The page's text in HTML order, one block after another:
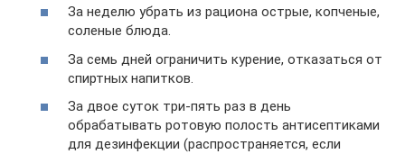
За неделю убрать из рациона острые, копченые,
соленые блюда.
За семь дней ограничить курение, отказаться от
спиртных напитков.
За двое суток три-пять раз в день
обрабатывать ротовую полость антисептиками
для дезинфекции (распространяется, если